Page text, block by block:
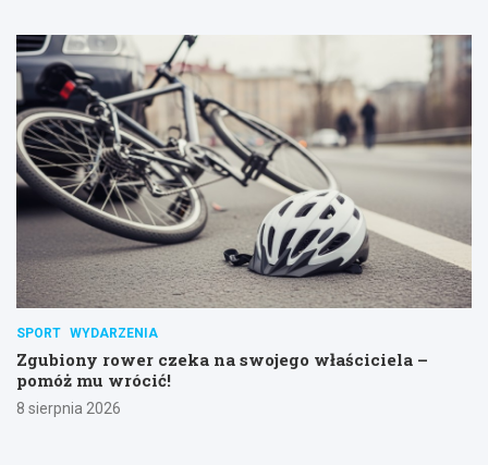
SPORT WYDARZENIA
Zgubiony rower czeka na swojego właściciela –
pomóż mu wrócić!
8 sierpnia 2026